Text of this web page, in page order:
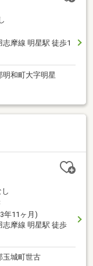
摩線 明星駅 徒歩1
明和町大字明星
し
年11ヶ月)
志摩線 明星駅 徒歩
玉城町世古